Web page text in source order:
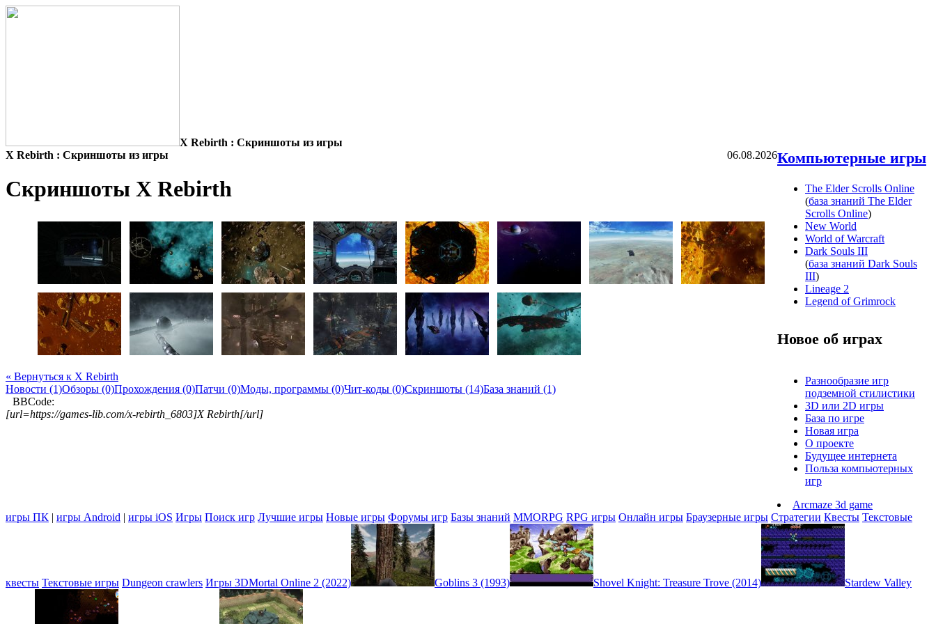
X Rebirth : Скриншоты из игры
06.08.2026
X Rebirth : Скриншоты из игры
Скриншоты X Rebirth
« Вернуться к X Rebirth
Новости (1)Обзоры (0)Прохождения (0)Патчи (0)Моды, программы (0)Чит-коды (0)Скриншоты (14)База знаний (1)
BBCode:
[url=https://games-lib.com/x-rebirth_6803]X Rebirth[/url]
Компьютерные игры
The Elder Scrolls Online
(база знаний The Elder
Scrolls Online)
New World
World of Warcraft
Dark Souls III
(база знаний Dark Souls
III)
Lineage 2
Legend of Grimrock
Новое об играх
Разнообразие игр
подземной стилистики
3D или 2D игры
База по игре
Новая игра
О проекте
Будущее интернета
Польза компьютерных
игр
Arcmaze 3d game
игры ПК | игры Android | игры iOS Игры Поиск игр Лучшие игры Новые игры Форумы игр Базы знаний MMORPG RPG игры Онлайн игры Браузерные игры Стратегии Квесты Текстовые
квесты Текстовые игры Dungeon crawlers Игры 3DMortal Online 2 (2022) Goblins 3 (1993) Shovel Knight: Treasure Trove (2014) Stardew Valley